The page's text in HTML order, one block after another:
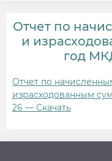
Отчет по
и
год
Отчет по
израсходованным
26 — Скачать